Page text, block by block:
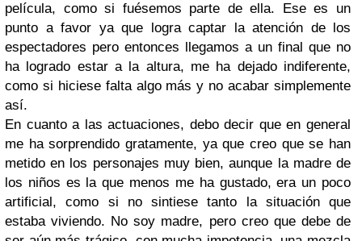
película, como si fuésemos parte de ella. Ese es un
punto a favor ya que logra captar la atención de los
espectadores pero entonces llegamos a un final que no
ha logrado estar a la altura, me ha dejado indiferente,
como si hiciese falta algo más y no acabar simplemente
así.
En cuanto a las actuaciones, debo decir que en general
me ha sorprendido gratamente, ya que creo que se han
metido en los personajes muy bien, aunque la madre de
los niños es la que menos me ha gustado, era un poco
artificial, como si no sintiese tanto la situación que
estaba viviendo. No soy madre, pero creo que debe de